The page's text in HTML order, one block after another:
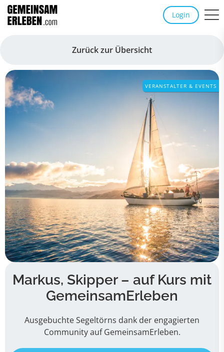
Login
Zurück zur Übersicht
VERANSTALTER & EVENTS
Markus, Skipper – auf Kurs mit
GemeinsamErleben
Ausgebuchte Segeltörns dank der engagierten
Community auf GemeinsamErleben.